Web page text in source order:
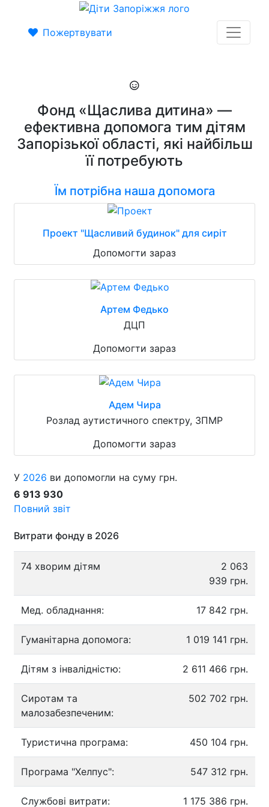
Пожертвувати
Фонд «Щаслива дитина» —
ефективна допомога тим дітям
Запорізької області, які найбільш
її потребують
Їм потрібна наша допомога
Проект "Щасливий будинок" для сиріт
Допомогти зараз
Артем Федько
ДЦП
Допомогти зараз
Адем Чира
Розлад аутистичного спектру, ЗПМР
Допомогти зараз
У 2026 ви допомогли на суму грн.
6 913 930
Повний звіт
Витрати фонду в 2026
74 хворим дітям
2 063
939 грн.
Мед. обладнання: 17 842 грн.
Гуманітарна допомога: 1 019 141 грн.
Дітям з інвалідністю: 2 611 466 грн.
Сиротам та
малозабезпеченим:
502 702 грн.
Туристична програма: 450 104 грн.
Програма "Хелпус": 547 312 грн.
Службові витрати: 1 175 386 грн.